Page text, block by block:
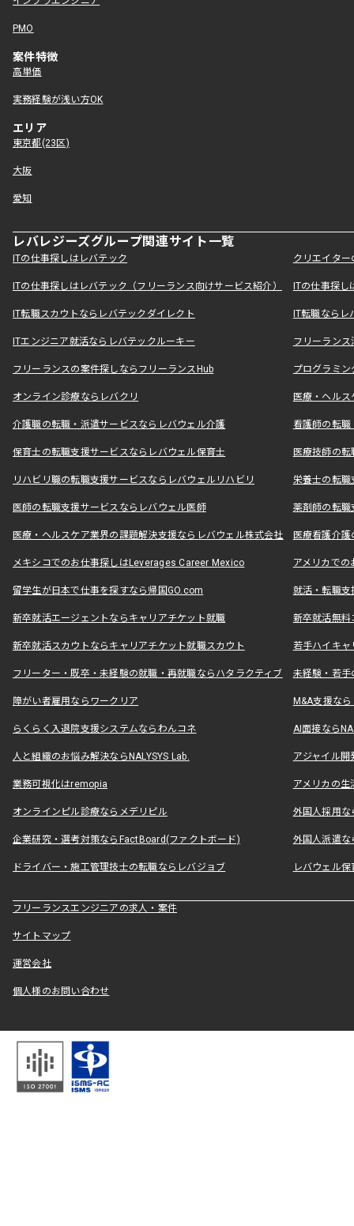
PMO
案件特徴
高単価
実務経験が浅い方OK
エリア
東京都(23区)
大阪
愛知
レバレジーズグループ関連サイト一覧
ITの仕事探しはレバテック クリエイタ
ITの仕事探しはレバテック（フリーランス向けサービス紹介） ITの仕事探
IT転職スカウトならレバテックダイレクト IT転職なら
ITエンジニア就活ならレバテックルーキー フリーラン
フリーランスの案件探しならフリーランスHub プログラミ
オンライン診療ならレバクリ 医療・ヘル
介護職の転職・派遣サービスならレバウェル介護 看護師の転
保育士の転職支援サービスならレバウェル保育士 医療技師の
リハビリ職の転職支援サービスならレバウェルリハビリ 栄養士の転
医師の転職支援サービスならレバウェル医師 薬剤師の転
医療・ヘルスケア業界の課題解決支援ならレバウェル株式会社 医療看護介
メキシコでのお仕事探しはLeverages Career Mexico アメリカで
留学生が日本で仕事を探すなら帰国GO.com 就活・転職
新卒就活エージェントならキャリアチケット就職 新卒就活無料
新卒就活スカウトならキャリアチケット就職スカウト 若手ハイキ
フリーター・既卒・未経験の就職・再就職ならハタラクティブ 未経験・若手
障がい者雇用ならワークリア M&A支援な
らくらく入退院支援システムならわんコネ AI面接なら
人と組織のお悩み解決ならNALYSYS Lab. アジャイル
業務可視化はremopia アメリカの
オンラインピル診療ならメデリピル 外国人採用
企業研究・選考対策ならFactBoard(ファクトボード) 外国人派遣な
ドライバー・施工管理技士の転職ならレバジョブ レバウェル
フリーランスエンジニアの求人・案件
サイトマップ
運営会社
個人様のお問い合わせ